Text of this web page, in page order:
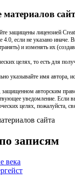
защищены лицензией
если не указано иначе.
и изменять их
целях, то есть для
указывайте имя автора,
авторским
уведомление. Если
целях, пожалуйста,
записям
века